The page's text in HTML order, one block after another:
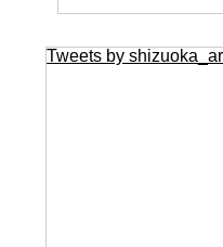
Tweets by